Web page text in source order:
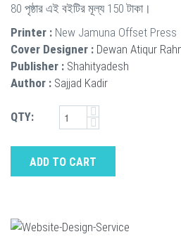
80 পৃষ্ঠার এই বইটির মূল্য 150 টাকা।
Printer : New Jamuna Offset Press
Cover Designer : Dewan Atiqur
Publisher : Shahityadesh
Author : Sajjad Kadir
QTY:
ADD TO CART